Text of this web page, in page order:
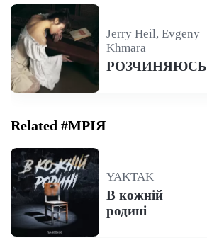
Jerry Heil, Evgeny
Khmara
РОЗЧИНЯЮСЬ
Related #МРІЯ
YAKTAK
В кожній
родині